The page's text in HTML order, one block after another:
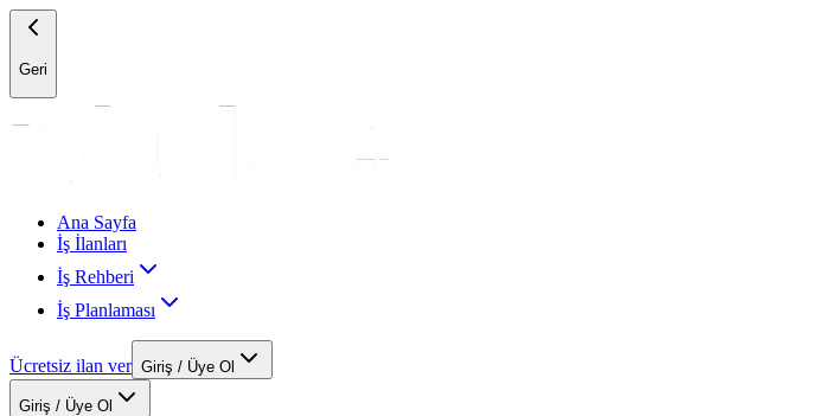
Geri
Ana Sayfa
İş İlanları
İş Rehberi
İş Planlaması
Ücretsiz ilan ver Giriş / Üye Ol
Giriş / Üye Ol